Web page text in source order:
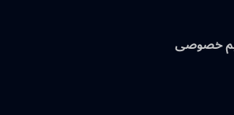
خصوصی